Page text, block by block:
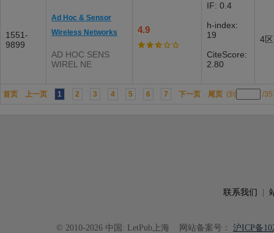
1551-
9899
Ad Hoc & Sensor
Wireless Networks
AD HOC SENS
WIREL NE
4.9
IF: 0.4
h-index:
19
CiteScore:
2.80
4区
首页 上一页 1 2 3 4 5 6 7 下一页 尾页 (到 /
联系我们
© 2010-2026 中国: LetPub上海 网站备案号： 沪ICP备